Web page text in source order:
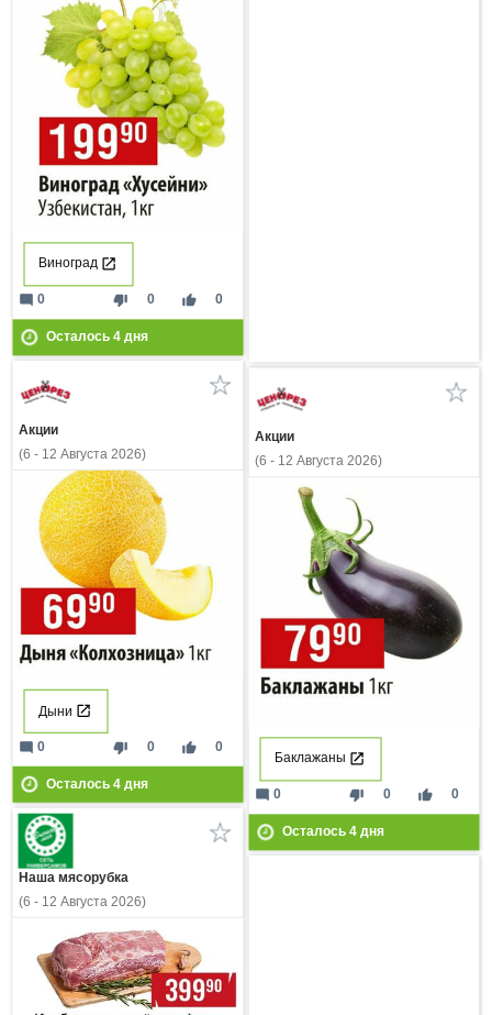
Виноград
thumb_down 0 thumb_up 0
mode_comment 0
Осталось 4дня
Акции
(6 - 12 Августа 2026)
Дыни
thumb_down 0 thumb_up 0
mode_comment 0
Осталось 4дня
Акции
(6 - 12 Августа 2026)
Баклажаны
thumb_down 0 thumb_up 0
mode_comment 0
Осталось 4дня
Наша мясорубка
(6 - 12 Августа 2026)